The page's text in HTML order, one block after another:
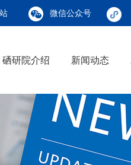
硒研院介绍 新闻动态
微信公众号